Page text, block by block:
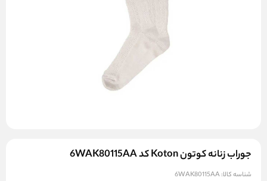
جوراب زنانه کوتون Koton کد 6WAK80115AA
شناسه کالا:6WAK80115AA